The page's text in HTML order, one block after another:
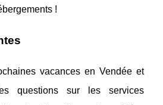
!
vacances en Vendée et
questions sur les services